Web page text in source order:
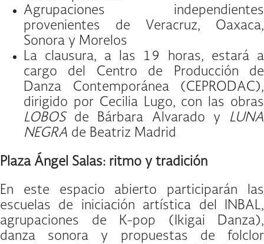
Agrupaciones independientes
provenientes de Veracruz, Oaxaca,
Sonora y Morelos
La clausura, a las 19 horas, estará a
cargo del Centro de Producción de
Danza Contemporánea (CEPRODAC),
dirigido por Cecilia Lugo, con las obras
LOBOS de Bárbara Alvarado y LUNA
NEGRA de Beatriz Madrid
Plaza Ángel Salas: ritmo y tradición
En este espacio abierto participarán las
escuelas de iniciación artística del INBAL,
agrupaciones de K-pop (Ikigai Danza),
danza sonora y propuestas de folclor